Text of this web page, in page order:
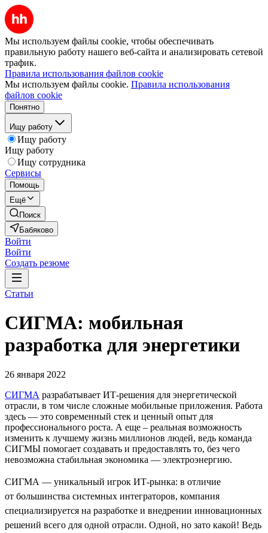
Мы используем файлы cookie, чтобы обеспечивать
правильную работу нашего веб-сайта и анализировать сетевой
трафик.
Правила использования файлов cookie
Мы используем файлы cookie. Правила использования
файлов cookie
Понятно
Ищу работу
Ищу работу
Ищу работу
Ищу сотрудника
Сервисы
Помощь
Ещё
Поиск
Бабяково
Войти
Войти
Создать резюме
Статьи
СИГМА: мобильная
разработка для энергетики
26 января 2022
СИГМА разрабатывает ИТ-решения для энергетической
отрасли, в том числе сложные мобильные приложения. Работа
здесь — это современный стек и ценный опыт для
профессионального роста. А еще – реальная возможность
изменить к лучшему жизнь миллионов людей, ведь команда
СИГМЫ помогает создавать и предоставлять то, без чего
невозможна стабильная экономика — электроэнергию.
СИГМА — уникальный игрок ИТ-рынка: в отличие
от большинства системных интеграторов, компания
специализируется на разработке и внедрении инновационных
решений всего для одной отрасли. Одной, но зато какой! Ведь